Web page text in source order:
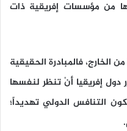
من مؤسسات إفريقية ذات
الخارج، فالمبادرة الحقيقية
إفريقيا أنْ تنظر لنفسها
التنافس الدولي تهديداً؛